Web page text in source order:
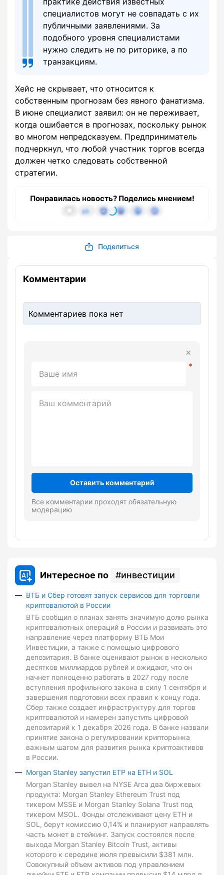
специалистов могут не совпадать с их
публичными заявлениями. За
подобного уровня специалистами
нужно следить не по риторике, а по
транзакциям.
Хейс не скрывает, что относится к
собственным прогнозам без явного фанатизма.
В июне специалист заявил: он не переживает,
когда ошибается в прогнозах, поскольку рынок
во многом непредсказуем. Предприниматель
подчеркнул, что любой участник торгов всегда
должен четко следовать собственной
стратегии.
Понравилась новость? Поделись мнением!
Поделиться
Комментарии
Комментариев пока нет
Оставить комментарий
Все комментарии проходят обязательную
модерацию
Интересное по инвестиции
ВТБ и Сбер готовят запуск сервисов для торговли
криптовалютой в России
ВТБ сообщил о планах занять значимую долю рынка
криптовалютных операций в России и развивать это
направление через платформу ВТБ Мои
Инвестиции, а также с помощью цифрового
депозитария. В банке оценивают рынок в несколько
десятков миллиардов рублей и ожидают, что он
начнет полноценно работать в 2027 году после
вступления профильного закона в силу 1 сентября и
завершения подготовки всех правил к концу года.
Сбер также создает инфраструктуру для торгов
криптовалютой и намерен запустить цифровой
депозитарий к 1 декабря 2026 года. В банке назвали
принятие закона о регулировании крипторынка
важным шагом для развития рынка криптоактивов
в России.
Morgan Stanley запустил ETP на ETH и SOL
Morgan Stanley вывел на NYSE Arca два биржевых
продукта: Morgan Stanley Ethereum Trust под
тикером MSSE и Morgan Stanley Solana Trust под
тикером MSOL. Фонды отслеживают цену ETH и
SOL, берут комиссию 0,14% и планируют направлять
часть монет в стейкинг. Запуск состоялся после
выхода Morgan Stanley Bitcoin Trust, активы
которого к середине июля превысили $381 млн.
Совокупный объем активов под управлением